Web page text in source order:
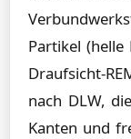
Partikel
Draufsicht-
nach DLW,
Kanten und